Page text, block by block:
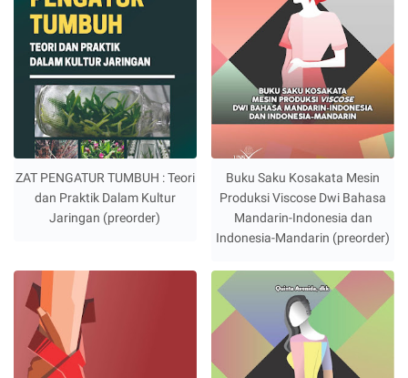
ZAT PENGATUR TUMBUH : Teori
dan Praktik Dalam Kultur
Jaringan (preorder)
Buku Saku Kosakata Mesin
Produksi Viscose Dwi Bahasa
Mandarin-Indonesia dan
Indonesia-Mandarin (preorder)